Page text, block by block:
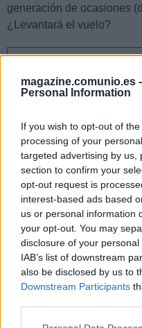
magazine.comunio.es -
Personal Information
If you wish to opt-out of
processing of your
targeted advertising by us,
section to confirm your
opt-out request is
interest-based ads based
us or personal information
your opt-out. You may
disclosure of your
IAB’s list of downstream
also be disclosed by us to
Downstream Participants
Please note that this
generación de ocasiones
¿Levantará el vuelo?
4. Pape Diop
El senegalés ha sido
encuentros, consiguiendo
puntos en la jornada 25
y 27, han sido sus
competición y le sirven
puntos del equipo desde